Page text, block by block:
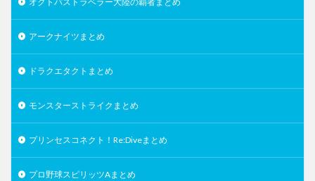
アークナイツまとめ
ドラクエタクトまとめ
モンスターストライクまとめ
プリンセスコネクト！Re:Diveまとめ
プロ野球スピリッツAまとめ